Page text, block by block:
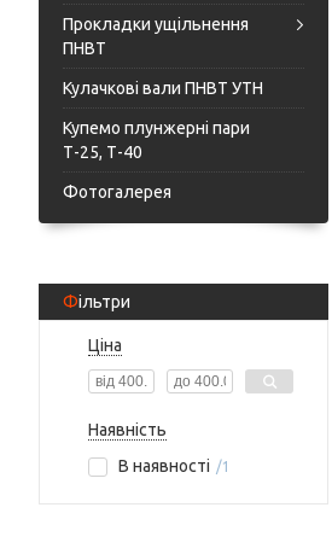
Прокладки ущільнення
ПНВТ
Кулачкові вали ПНВТ УТН
Купемо плунжерні пари
Т-25, Т-40
Фотогалерея
Фільтри
Ціна
Наявність
В наявності
1